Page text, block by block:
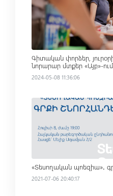
Գիտական փորձեր,
նորարար մտքեր «Այբ»-ում
2024-05-08 11:36:06
Read more
«Տեսողական պոեզիա»․
2021-07-06 20:40:17